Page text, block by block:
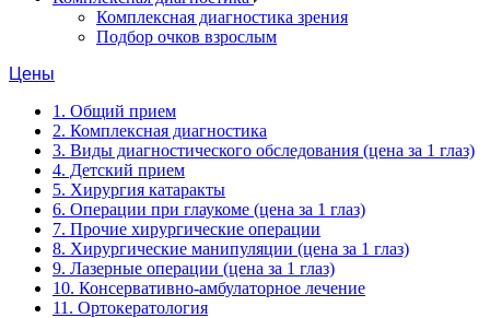
Комплексная диагностика зрения
Подбор очков взрослым
Цены
1. Общий прием
2. Комплексная диагностика
3. Виды диагностического обследования (цена за 1 глаз)
4. Детский прием
5. Хирургия катаракты
6. Операции при глаукоме (цена за 1 глаз)
7. Прочие хирургические операции
8. Хирургические манипуляции (цена за 1 глаз)
9. Лазерные операции (цена за 1 глаз)
10. Консервативно-амбулаторное лечение
11. Ортокератология